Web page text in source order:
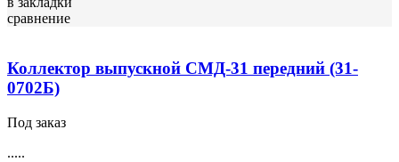
сравнение
Коллектор выпускной СМД-31 передний (31-
0702Б)
Под заказ
.....